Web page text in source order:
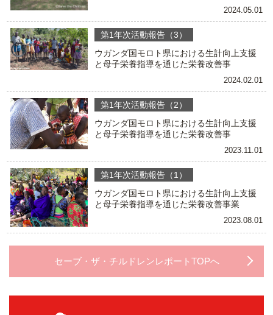
2024.05.01
第1年次活動報告（3）
ウガンダ国モロト県における生計向上支援
と母子栄養指導を通じた栄養改善事
2024.02.01
第1年次活動報告（2）
ウガンダ国モロト県における生計向上支援
と母子栄養指導を通じた栄養改善事
2023.11.01
第1年次活動報告（1）
ウガンダ国モロト県における生計向上支援
と母子栄養指導を通じた栄養改善事業
2023.08.01
セーブ・ザ・チルドレンレポートTOPへ